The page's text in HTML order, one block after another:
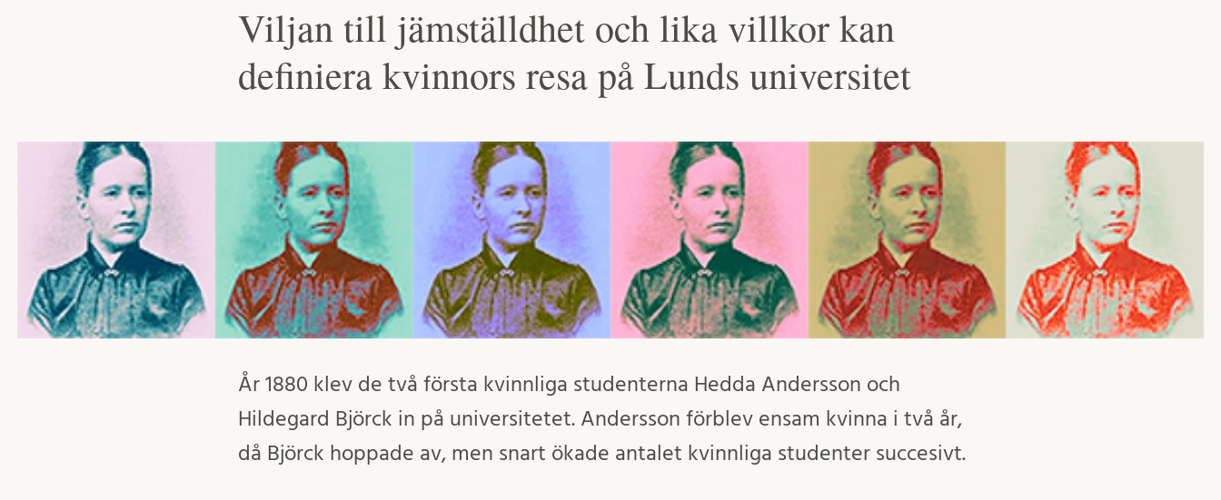
Viljan till jämställdhet och lika villkor kan
definiera kvinnors resa på Lunds universitet
År 1880 klev de två första kvinnliga studenterna Hedda Andersson och
Hildegard Björck in på universitetet. Andersson förblev ensam kvinna i två år,
då Björck hoppade av, men snart ökade antalet kvinnliga studenter succesivt.